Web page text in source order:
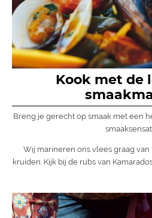
Kook met de
Breng je gerecht op smaak met een
Wij marineren ons vlees graag
kruiden. Kijk bij de rubs van